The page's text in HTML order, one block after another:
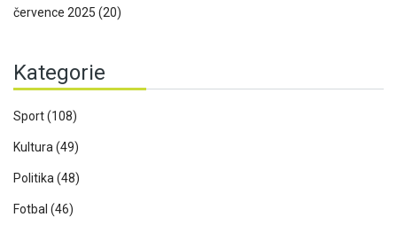
července 2025 (20)
Kategorie
Sport(108)
Kultura (49)
Politika (48)
Fotbal (46)